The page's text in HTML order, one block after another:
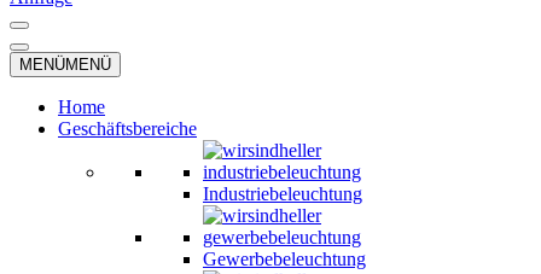
Navigationsmenü
Navigationsmenü
MENÜMENÜ
Home
Geschäftsbereiche
Industriebeleuchtung
Gewerbebeleuchtung